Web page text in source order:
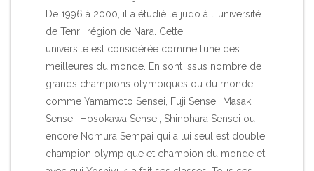
De 1996 à 2000, il a étudié le judo à l’ université
de Tenri, région de Nara. Cette
université est considérée comme l’une des
meilleures du monde. En sont issus nombre de
grands champions olympiques ou du monde
comme Yamamoto Sensei, Fuji Sensei, Masaki
Sensei, Hosokawa Sensei, Shinohara Sensei ou
encore Nomura Sempai qui a lui seul est double
champion olympique et champion du monde et